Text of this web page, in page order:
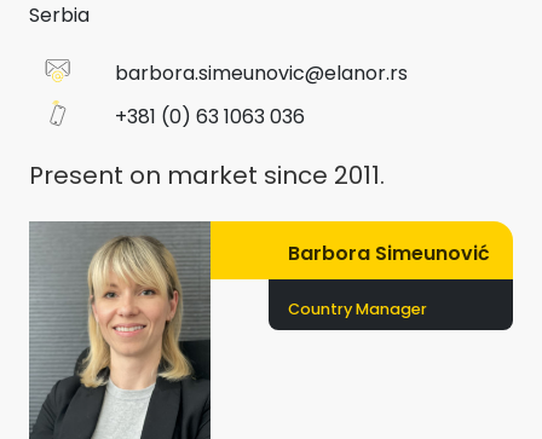
Serbia
barbora.simeunovic@elanor.rs
+381 (0) 63 1063 036
Present on market since 2011.
Barbora Simeunović
Country Manager